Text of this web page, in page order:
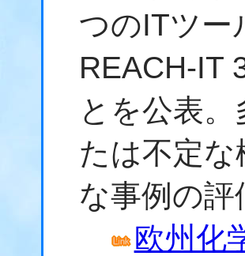
つのITツー
REACH-IT
とを公表
たは不定
な事例の
欧州化